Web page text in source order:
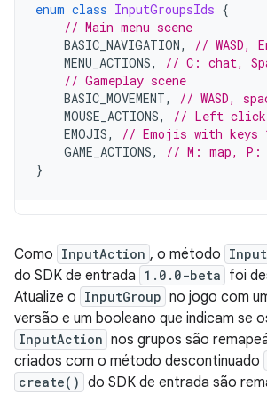
enum class InputGroupsIds {
// Main menu scene
BASIC_NAVIGATION,
// WASD,
MENU_ACTIONS,
// C: chat,
// Gameplay scene
BASIC_MOVEMENT,
// WASD,
MOUSE_ACTIONS,
// Left
EMOJIS,
// Emojis with keys
GAME_ACTIONS,
// M: map, P:
}
Como InputAction , o método
do SDK de entrada 1.0.0-beta foi
Atualize o InputGroup no jogo com
versão e um booleano que indicam se
InputAction nos grupos são
criados com o método descontinuado
create() do SDK de entrada são